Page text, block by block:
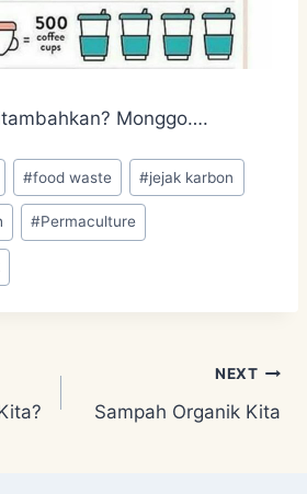
Monggo….
#food waste #jejak karbon
#Permaculture
NEXT
Sampah Organik Kita